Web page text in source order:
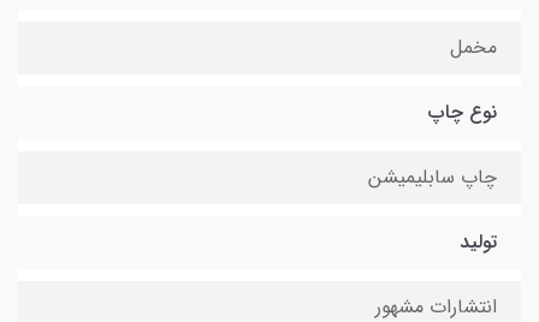
مخمل
نوع چاپ
چاپ سابلیمیشن
تولید
انتشارات مشهور